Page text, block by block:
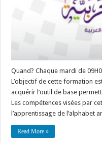
Quand? Chaque mardi de
L’objectif de cette formation
acquérir l’outil de base
Les compétences visées par
l’apprentissage de
Read More »